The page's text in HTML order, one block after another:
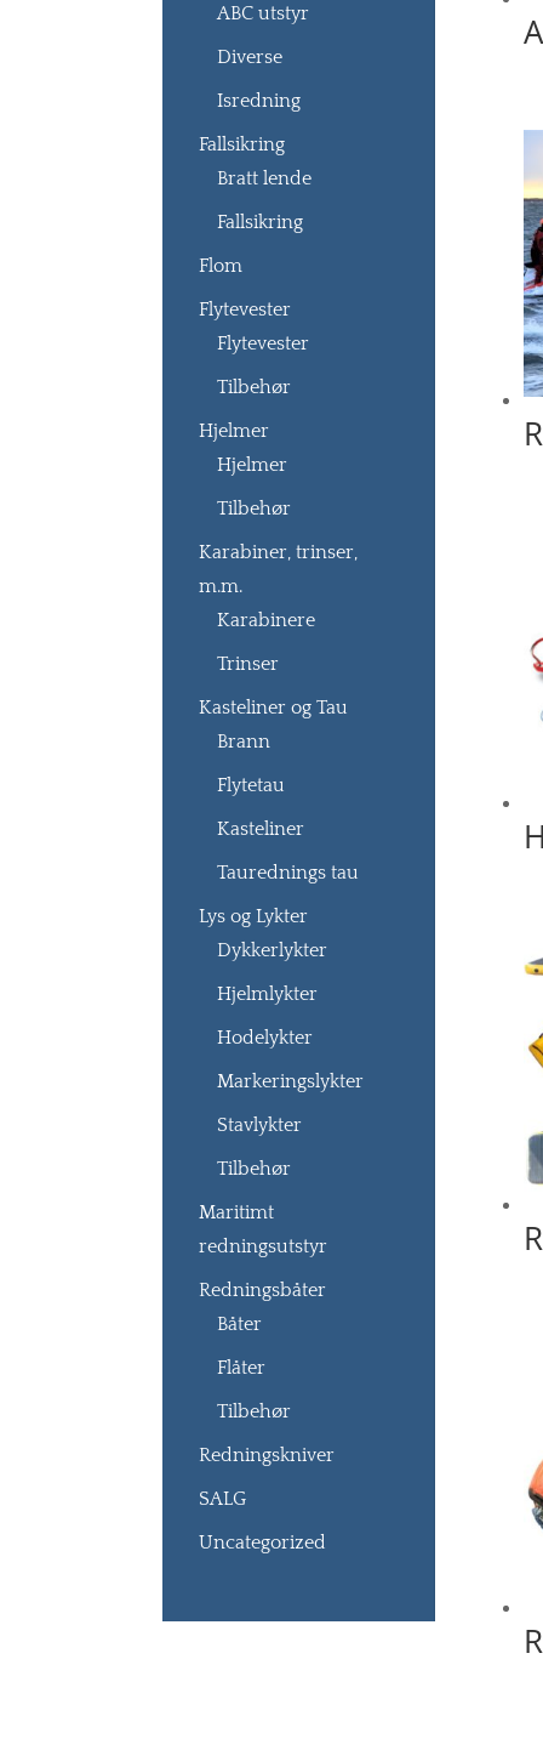
ABC utstyr
Diverse
Isredning
Fallsikring
Bratt lende
Fallsikring
Flom
Flytevester
Flytevester
Tilbehør
Hjelmer
Hjelmer
Tilbehør
Karabiner, trinser,
m.m.
Karabinere
Trinser
Kasteliner og Tau
Brann
Flytetau
Kasteliner
Taurednings tau
Lys og Lykter
Dykkerlykter
Hjelmlykter
Hodelykter
Markeringslykter
Stavlykter
Tilbehør
Maritimt
redningsutstyr
Redningsbåter
Båter
Flåter
Tilbehør
Redningskniver
SALG
Uncategorized